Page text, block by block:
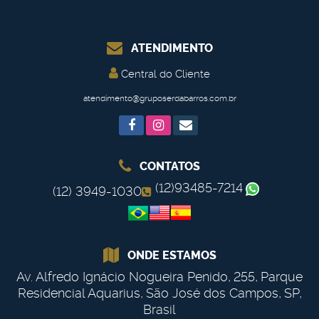
ATENDIMENTO
Central do Cliente
atendimento@gruposerdabarros.com.br
CONTATOS
(12) 3949-1030 (12)93485-7214
ONDE ESTAMOS
Av. Alfredo Ignácio Nogueira Penido, 255, Parque
Residencial Aquarius, São José dos Campos, SP,
Brasil